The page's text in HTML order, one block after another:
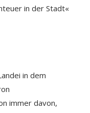
in der Stadt«
in dem
immer davon,